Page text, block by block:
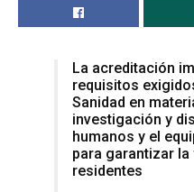
La acreditación
requisitos
Sanidad en
investigación y
humanos y el
para garantizar
residentes